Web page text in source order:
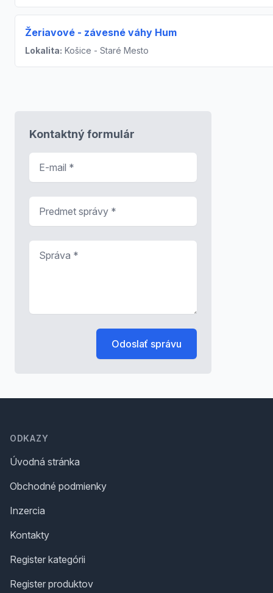
Žeriavové - závesné váhy Hum
Lokalita: Košice - Staré Mesto
Kontaktný formulár
Odoslať správu
ODKAZY
Úvodná stránka
Obchodné podmienky
Inzercia
Kontakty
Register kategórii
Register produktov